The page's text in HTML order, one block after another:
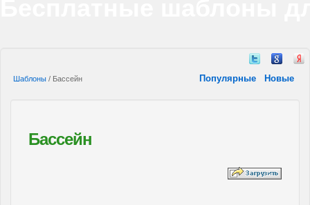
Шаблоны / Бассейн Популярные Новые
Бассейн